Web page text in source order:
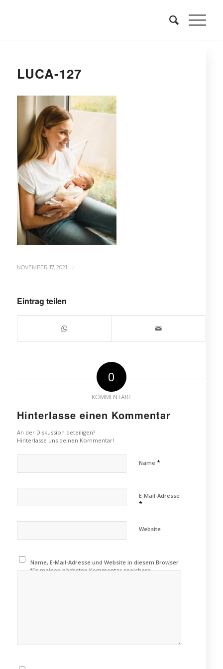
LUCA-127
NOVEMBER 17, 2021 /
Eintrag teilen
0
KOMMENTARE
Hinterlasse einen Kommentar
An der Diskussion beteiligen?
Hinterlasse uns deinen Kommentar!
Name *
E-Mail-Adresse
*
Website
Name, E-Mail-Adresse und Website in diesem Browser
für meinen nächsten Kommentar speichern.